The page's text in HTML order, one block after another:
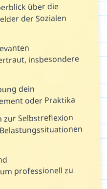
über die
der Sozialen
insbesondere
dein
oder Praktika
zur Selbstreflexion
professionell zu